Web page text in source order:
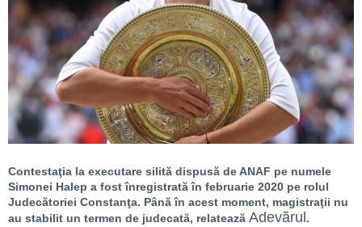
Contestaţia la executare silită dispusă de ANAF pe numele
Simonei Halep a fost înregistrată în februarie 2020 pe rolul
Judecătoriei Constanţa. Până în acest moment, magistraţii nu
au stabilit un termen de judecată, relatează Adevărul .